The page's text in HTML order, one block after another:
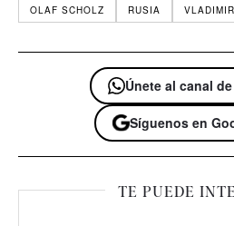
OLAF SCHOLZ
RUSIA
Únete al canal
Síguenos en
TE PUEDE